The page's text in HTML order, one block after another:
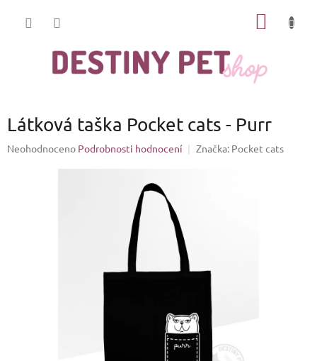
Látková taška Pocket cats - Purr
Průměrné
Neohodnoceno Podrobnosti hodnocení Značka: Pocket cats